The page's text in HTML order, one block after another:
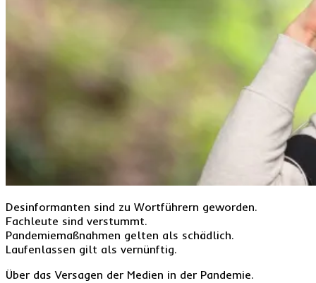
Desinformanten sind zu Wortführern geworden.
Fachleute sind verstummt.
Pandemiemaßnahmen gelten als schädlich.
Laufenlassen gilt als vernünftig.
Über das Versagen der Medien in der Pandemie.